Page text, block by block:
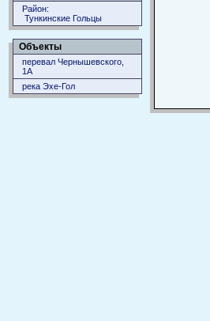
Район:
Тункинские Гольцы
Объекты
перевал Чернышевского,
1А
река Эхе-Гол